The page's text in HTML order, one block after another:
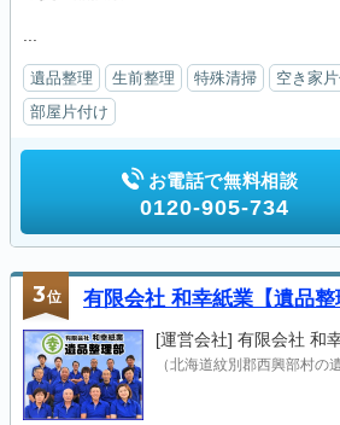
遺品整理 生前整理 特殊清掃 空き家
部屋片付け
お電話で無料相談
0120-905-734
3位 有限会社 和幸紙業【遺品整
[運営会社] 有限会社 和
（北海道紋別郡西興部村の